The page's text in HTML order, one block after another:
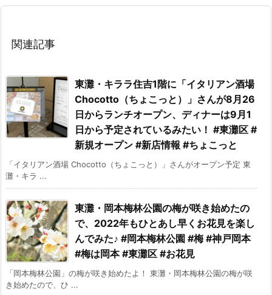
関連記事
東灘・キララ住吉1階に「イタリアン酒場
Chocotto（ちょこっと）」さんが8月26
日からランチオープン、ディナーは9月1
日から予定されているみたい！ #東灘区 #
新規オープン #新店情報 #ちょこっと
「イタリアン酒場 Chocotto（ちょこっと）」さんがオープン予定 東
灘・キラ ...
東灘・岡本梅林公園の梅が咲き始めたの
で、2022年もひとあし早くお花見を楽し
んでみた♪ #岡本梅林公園 #梅 #神戸岡本
#梅は岡本 #東灘区 #お花見
「岡本梅林公園」の梅が咲き始めたよ！ 東灘・岡本梅林公園の梅が咲
き始めたので、ひ ...